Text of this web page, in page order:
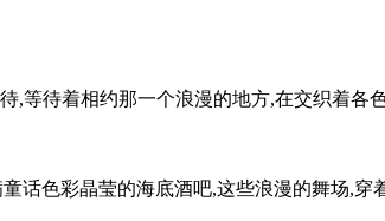
,等待着相约那一个浪漫的地方,在交织着各
话色彩晶莹的海底酒吧,这些浪漫的舞场,穿